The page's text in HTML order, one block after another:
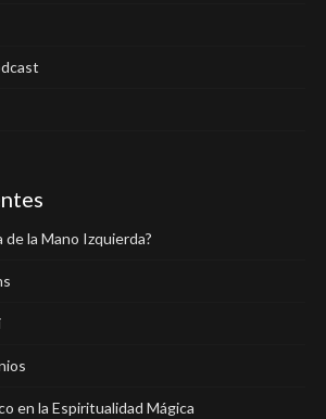
de la Mano Izquierda?
en la Espiritualidad Mágica